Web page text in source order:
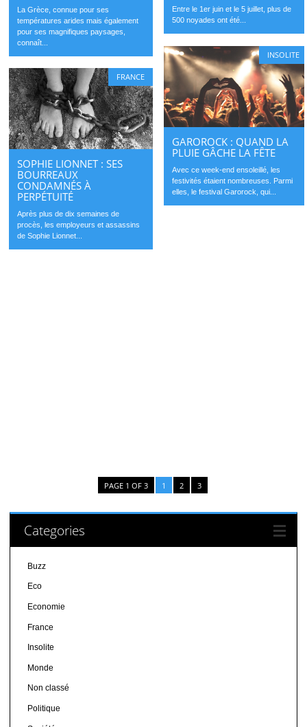
La Grèce, connue pour ses
températures arides mais également
pour ses magnifiques paysages,
connaît...
Entre le 1er juin et le 5 juillet, plus de
500 noyades ont été...
INSOLITE
GAROROCK : QUAND LA
PLUIE GÂCHE LA FÊTE
Avec ce week-end ensoleillé, les
festivités étaient nombreuses. Parmi
elles, le festival Garorock, qui...
FRANCE
SOPHIE LIONNET : SES
BOURREAUX
CONDAMNÉS À
PERPÉTUITÉ
Après plus de dix semaines de
procès, les employeurs et assassins
de Sophie Lionnet...
PAGE 1 OF 3 1 2 3
Categories
Buzz
Eco
Economie
France
Insolite
Monde
Non classé
Politique